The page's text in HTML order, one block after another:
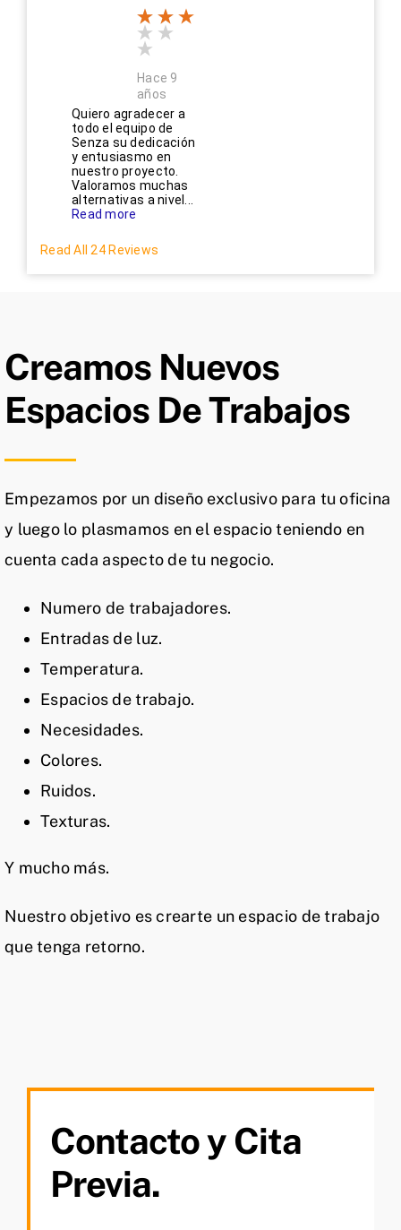
Hace 9
años
Quiero agradecer a
todo el equipo de
Senza su dedicación
y entusiasmo en
nuestro proyecto.
Valoramos muchas
alternativas a nivel...
Read more
Read All 24 Reviews
Creamos Nuevos
Espacios De Trabajos
Empezamos por un diseño exclusivo para tu oficina
y luego lo plasmamos en el espacio teniendo en
cuenta cada aspecto de tu negocio.
Numero de trabajadores.
Entradas de luz.
Temperatura.
Espacios de trabajo.
Necesidades.
Colores.
Ruidos.
Texturas.
Y mucho más.
Nuestro objetivo es crearte un espacio de trabajo
que tenga retorno.
Contacto y Cita
Previa.